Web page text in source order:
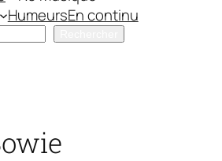
HumeursEn continu